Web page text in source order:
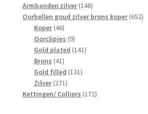
Armbanden zilver 148148
producten
Oorbellen goud zilver brons koper 652652
Koper 4646
producten
Oorclipjes 99
producten
Gold plated 141141
Brons 4141
producten
Gold filled 131131
Zilver 271271
producten
Kettingen/ Colliers 172172